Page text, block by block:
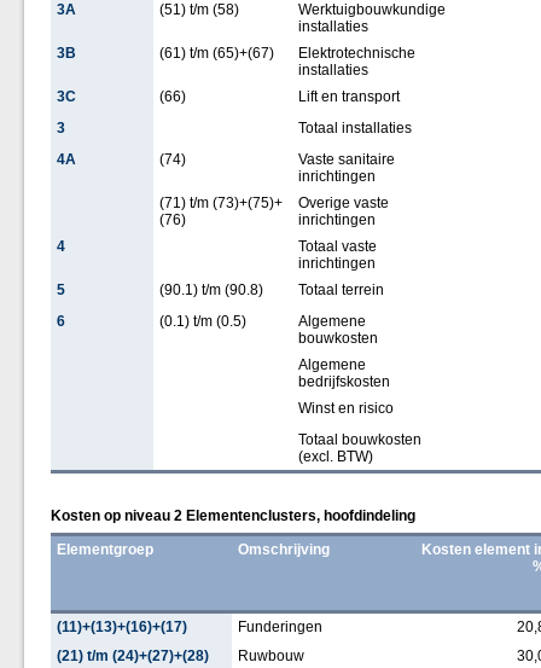
3A
(51) t/m (58)
Werktuigbouwkundige
installaties
3B
(61) t/m (65)+(67)
Elektrotechnische
installaties
3C
(66)
Lift en transport
3
Totaal installaties
4A
(74)
Vaste sanitaire
inrichtingen
(71) t/m (73)+(75)+
(76)
Overige vaste
inrichtingen
4
Totaal vaste
inrichtingen
5
(90.1) t/m (90.8)
Totaal terrein
6
(0.1) t/m (0.5)
Algemene
bouwkosten
Algemene
bedrijfskosten
Winst en risico
Totaal bouwkosten
(excl. BTW)
Kosten op niveau 2 Elementenclusters, hoofdindeling
Elementgroep
Omschrijving
Kosten element
(11)+(13)+(16)+(17) Funderingen
(21) t/m (24)+(27)+(28)
Ruwbouw